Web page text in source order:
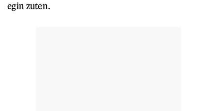
egin zuten.